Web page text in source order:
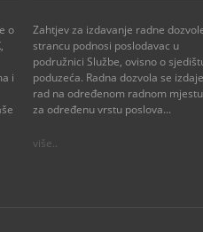
o
i
Zahtjev za izdavanje radne
strancu podnosi poslodavac u
podružnici Službe, ovisno o
poduzeća. Radna dozvola se
rad na određenom radnom
za određenu vrstu poslova...
više..